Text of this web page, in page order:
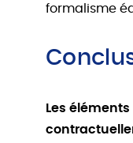
formalisme
Les